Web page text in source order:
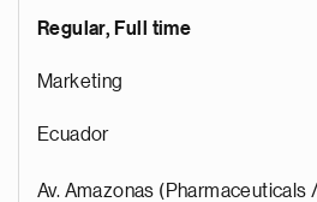
Regular, Full time
Marketing
Ecuador
Av. Amazonas (Pharmaceuticals